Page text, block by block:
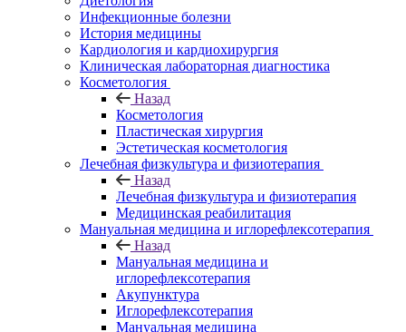
Инфекционные болезни
История медицины
Кардиология и кардиохирургия
Клиническая лабораторная диагностика
Косметология
Назад
Косметология
Пластическая хирургия
Эстетическая косметология
Лечебная физкультура и физиотерапия
Назад
Лечебная физкультура и физиотерапия
Медицинская реабилитация
Мануальная медицина и иглорефлексотерапия
Назад
Мануальная медицина и
иглорефлексотерапия
Акупунктура
Иглорефлексотерапия
Мануальная медицина